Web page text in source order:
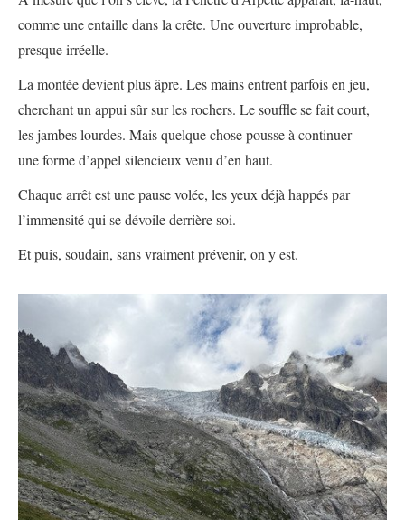
comme une entaille dans la crête. Une ouverture improbable,
presque irréelle.
La montée devient plus âpre. Les mains entrent parfois en jeu,
cherchant un appui sûr sur les rochers. Le souffle se fait court,
les jambes lourdes. Mais quelque chose pousse à continuer —
une forme d’appel silencieux venu d’en haut.
Chaque arrêt est une pause volée, les yeux déjà happés par
l’immensité qui se dévoile derrière soi.
Et puis, soudain, sans vraiment prévenir, on y est.